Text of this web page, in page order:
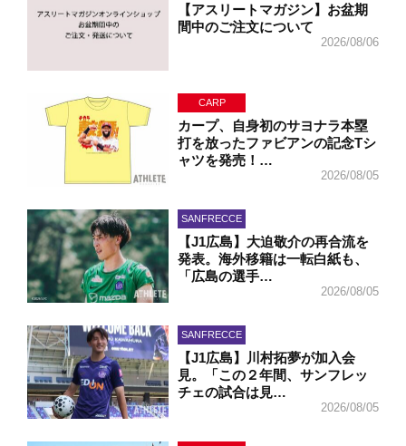
【アスリートマガジン】お盆期
間中のご注文について
2026/08/06
CARP
カープ、自身初のサヨナラ本塁
打を放ったファビアンの記念Tシ
ャツを発売！…
2026/08/05
SANFRECCE
【J1広島】大迫敬介の再合流を
発表。海外移籍は一転白紙も、
「広島の選手…
2026/08/05
SANFRECCE
【J1広島】川村拓夢が加入会
見。「この２年間、サンフレッ
チェの試合は見…
2026/08/05